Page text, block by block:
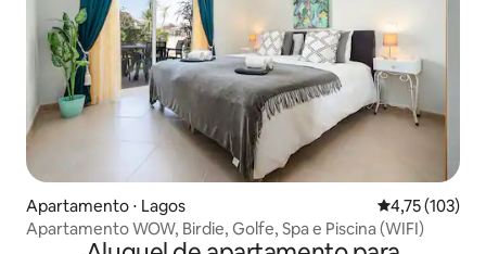
Apartamento ⋅ Lagos 4,75 de uma
4,75 (103)
Apartamento WOW, Birdie, Golfe, Spa e Piscina (WIFI)